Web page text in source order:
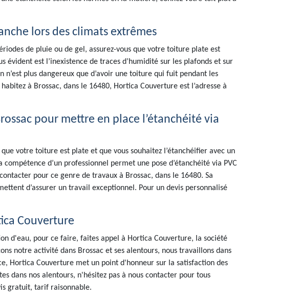
lors des climats extrêmes
de pluie ou de gel, assurez-vous que votre toiture plate est
évident est l’inexistence de traces d’humidité sur les plafonds et sur
n’est plus dangereux que d’avoir une toiture qui fuit pendant les
à Brossac, dans le 16480, Hortica Couverture est l’adresse à
pour mettre en place l’étanchéité via
votre toiture est plate et que vous souhaitez l’étanchéifier avec un
d’un professionnel permet une pose d’étanchéité via PVC
pour ce genre de travaux à Brossac, dans le 16480. Sa
d’assurer un travail exceptionnel. Pour un devis personnalisé
Couverture
d'eau, pour ce faire, faites appel à Hortica Couverture, la société
notre activité dans Brossac et ses alentours, nous travaillons dans
Hortica Couverture met un point d'honneur sur la satisfaction des
dans nos alentours, n'hésitez pas à nous contacter pour tous
gratuit, tarif raisonnable.